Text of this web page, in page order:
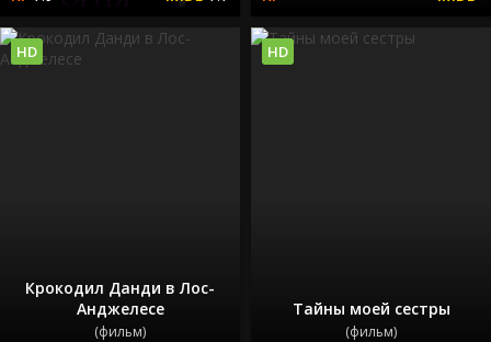
Крокодил Данди в Лос-
Анджелесе
(фильм)
HD
Тайны моей сестры
(фильм)
HD